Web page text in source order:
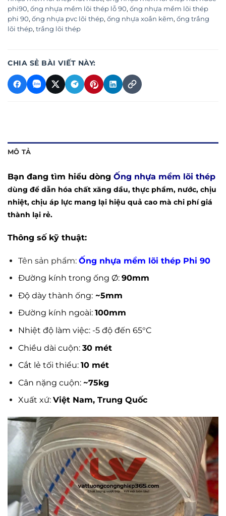
phi90, ống nhựa mềm lõi thép lỗ 90, ống nhựa mềm lõi thép
phi 90, ống nhựa pvc lõi thép, ống nhựa xoắn kẽm, ống trắng
lõi thép, trắng lõi thép
CHIA SẺ BÀI VIẾT NÀY:
MÔ TẢ
Bạn đang tìm hiểu dòng Ống nhựa mềm lõi thép
dùng để dẫn hóa chất xăng dầu, thực phẩm, nước, chịu
nhiệt, chịu áp lực mang lại hiệu quả cao mà chi phí giá
thành lại rẻ.
Thông số kỹ thuật:
Tên sản phẩm: Ống nhựa mềm lõi thép Phi 90
Đường kính trong ống Ø: 90mm
Độ dày thành ống:~5mm
Đường kính ngoài: 100mm
Nhiệt độ làm việc: -5 độ đến 65°C
Chiều dài cuộn: 30 mét
Cắt lẻ tối thiểu: 10 mét
Cân nặng cuộn: ~75kg
Xuất xứ: Việt Nam, Trung Quốc